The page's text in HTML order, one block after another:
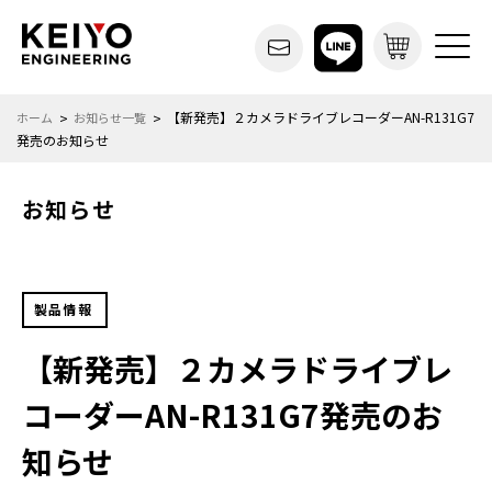
ホーム お知らせ一覧
【新発売】２カメラドライブレコーダーAN-R131G7
発売のお知らせ
お知らせ
製品情報
【新発売】２カメラドライブレ
コーダーAN-R131G7発売のお
知らせ